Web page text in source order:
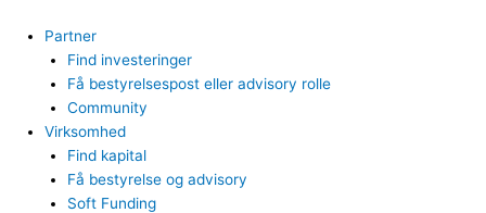
indholdet
Partner
Find investeringer
Få bestyrelsespost eller advisory rolle
Community
Virksomhed
Find kapital
Få bestyrelse og advisory
Soft Funding